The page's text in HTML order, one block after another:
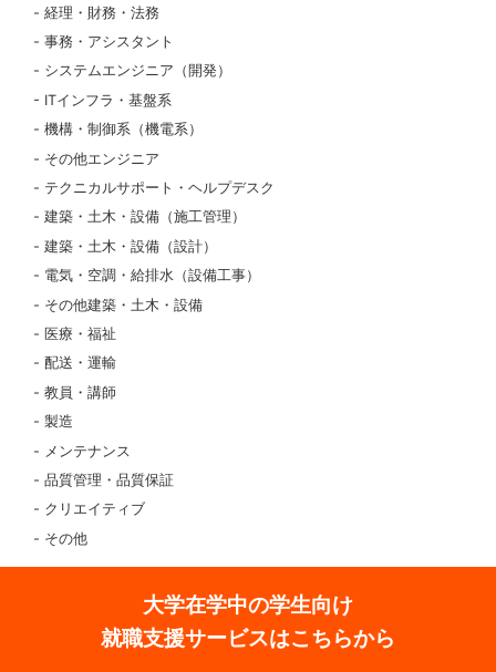
経理・財務・法務
事務・アシスタント
システムエンジニア（開発）
ITインフラ・基盤系
機構・制御系（機電系）
その他エンジニア
テクニカルサポート・ヘルプデスク
建築・土木・設備（施工管理）
建築・土木・設備（設計）
電気・空調・給排水（設備工事）
その他建築・土木・設備
医療・福祉
配送・運輸
教員・講師
製造
メンテナンス
品質管理・品質保証
クリエイティブ
その他
大学在学中の学生向け
就職支援サービスはこちらから